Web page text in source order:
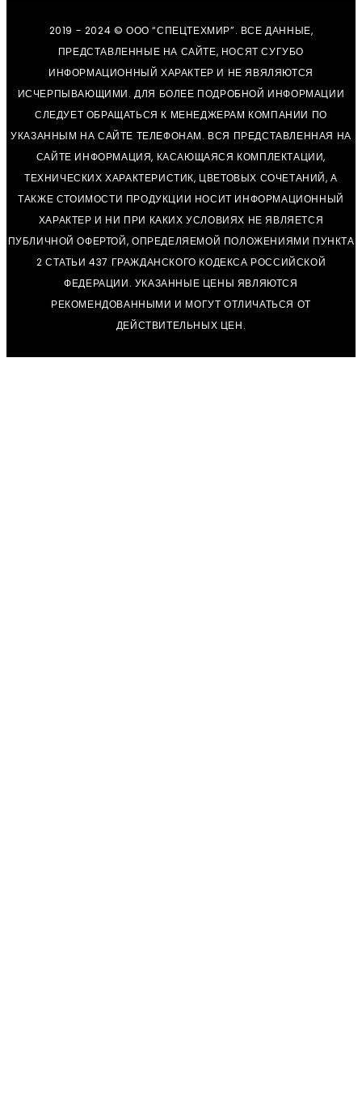
2019 - 2024 © ООО “СПЕЦТЕХМИР”. ВСЕ ДАННЫЕ,
ПРЕДСТАВЛЕННЫЕ НА САЙТЕ, НОСЯТ СУГУБО
ИНФОРМАЦИОННЫЙ ХАРАКТЕР И НЕ ЯВЯЛЯЮТСЯ
ИСЧЕРПЫВАЮЩИМИ. ДЛЯ БОЛЕЕ ПОДРОБНОЙ ИНФОРМАЦИИ
СЛЕДУЕТ ОБРАЩАТЬСЯ К МЕНЕДЖЕРАМ КОМПАНИИ ПО
УКАЗАННЫМ НА САЙТЕ ТЕЛЕФОНАМ. ВСЯ ПРЕДСТАВЛЕННАЯ НА
САЙТЕ ИНФОРМАЦИЯ, КАСАЮЩАЯСЯ КОМПЛЕКТАЦИИ,
ТЕХНИЧЕСКИХ ХАРАКТЕРИСТИК, ЦВЕТОВЫХ СОЧЕТАНИЙ, А
ТАКЖЕ СТОИМОСТИ ПРОДУКЦИИ НОСИТ ИНФОРМАЦИОННЫЙ
ХАРАКТЕР И НИ ПРИ КАКИХ УСЛОВИЯХ НЕ ЯВЛЯЕТСЯ
ПУБЛИЧНОЙ ОФЕРТОЙ, ОПРЕДЕЛЯЕМОЙ ПОЛОЖЕНИЯМИ ПУНКТА
2 СТАТЬИ 437 ГРАЖДАНСКОГО КОДЕКСА РОССИЙСКОЙ
ФЕДЕРАЦИИ. УКАЗАННЫЕ ЦЕНЫ ЯВЛЯЮТСЯ
РЕКОМЕНДОВАННЫМИ И МОГУТ ОТЛИЧАТЬСЯ ОТ
ДЕЙСТВИТЕЛЬНЫХ ЦЕН.